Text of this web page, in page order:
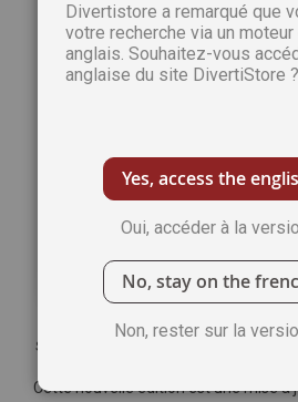
galerie
d’images
Soyez le premier à commenter ce produit
Cette nouvelle édition est une mise à
Divertistore a remarqué que
votre recherche via un
anglais. Souhaitez-vous
anglaise du site DivertiStore ?
Yes, access the
Oui, accéder à la
No, stay on the
Non, rester sur la